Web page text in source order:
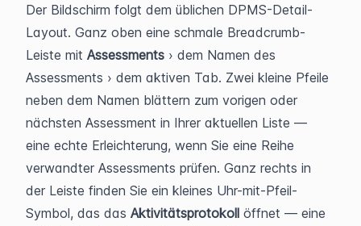
Der Bildschirm folgt dem üblichen DPMS-Detail-
Layout. Ganz oben eine schmale Breadcrumb-
Leiste mit Assessments › dem Namen des
Assessments › dem aktiven Tab. Zwei kleine Pfeile
neben dem Namen blättern zum vorigen oder
nächsten Assessment in Ihrer aktuellen Liste —
eine echte Erleichterung, wenn Sie eine Reihe
verwandter Assessments prüfen. Ganz rechts in
der Leiste finden Sie ein kleines Uhr-mit-Pfeil-
Symbol, das das Aktivitätsprotokoll öffnet — eine